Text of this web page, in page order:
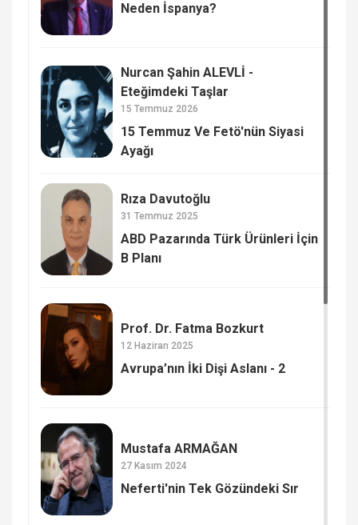
Neden İspanya?
Nurcan Şahin ALEVLİ -
Eteğimdeki Taşlar
15 Temmuz 2026
15 Temmuz Ve Fetö'nün Siyasi
Ayağı
Rıza Davutoğlu
31 Temmuz 2025
ABD Pazarında Türk Ürünleri İçin
B Planı
Prof. Dr. Fatma Bozkurt
12 Haziran 2025
Avrupa’nın İki Dişi Aslanı - 2
Mustafa ARMAĞAN
27 Kasım 2024
Neferti'nin Tek Gözündeki Sır